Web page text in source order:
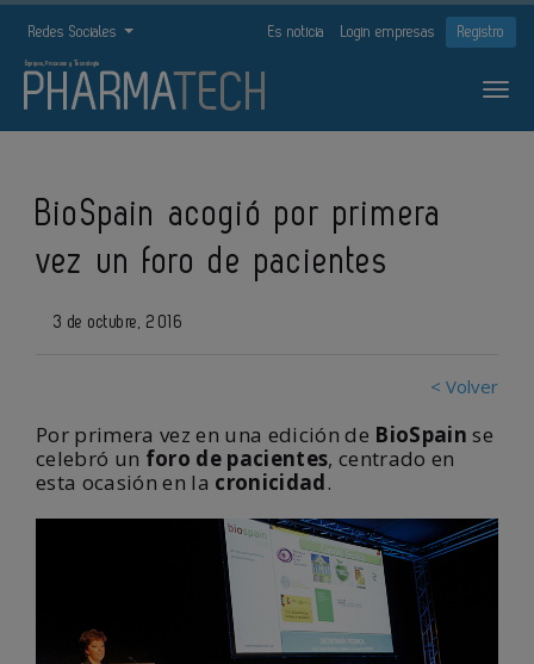
Redes Sociales Es noticia Login empresas Registro
BioSpain acogió por primera
vez un foro de pacientes
3 de octubre, 2016
< Volver
Por primera vez en una edición de BioSpain se
celebró un foro de pacientes, centrado en
esta ocasión en la cronicidad.